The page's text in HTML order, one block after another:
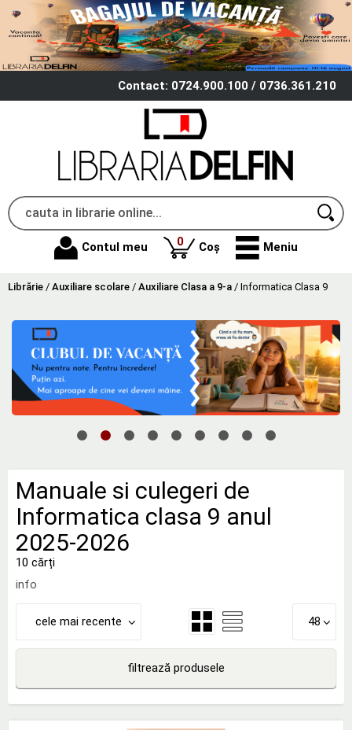
Contact: 0724.900.100 / 0736.361.210
Contul meu 0produse
Coș Meniu
Librărie / Auxiliare scolare / Auxiliare Clasa a 9-a / Informatica Clasa 9
Manuale si culegeri de
Informatica clasa 9 anul
2025-2026
10 cărți
info
cele mai recente 48
filtrează produsele